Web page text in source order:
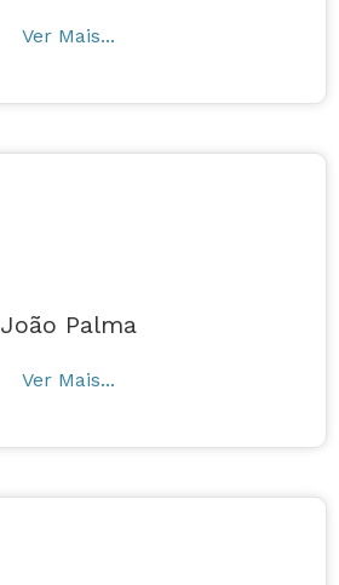
Ver Mais...
João Palma
Ver Mais...